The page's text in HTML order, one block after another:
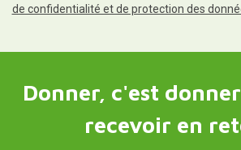
de confidentialité et de protection des
Donner, c'est
recevoir en